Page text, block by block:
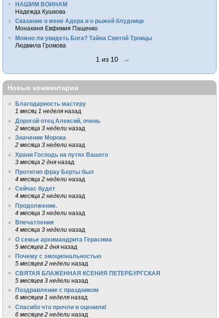
НАШИМ ВОИНАМ
Надежда Кушкова
Сказание о жене Адера и о рыжей блуднице
Монахиня Евфимия Пащенко
Можно ли увидеть Бога? Тайна Святой Троицы
Людмила Громова
1 из 10 →
Новые комментарии
Благодарность мастеру
1 месяц 1 неделя назад
Дорогой отец Алексий, очень
2 месяца 3 недели назад
Значение Морока
2 месяца 3 недели назад
Храни Господь на путях Вашего
3 месяца 2 дня назад
Протитип фрау Берты был
4 месяца 2 недели назад
Сейчас будет
4 месяца 2 недели назад
Продолжение.
4 месяца 3 недели назад
Впечатления
4 месяца 3 недели назад
О семье архимандрита Герасима
5 месяцев 2 дня назад
Почему с эмоциональностью
5 месяцев 2 недели назад
СВЯТАЯ БЛАЖЕННАЯ КСЕНИЯ ПЕТЕРБУРГСКАЯ
5 месяцев 3 недели назад
Поздравление с праздником
6 месяцев 1 неделя назад
Спасибо что прочли и оценили!
6 месяцев 2 недели назад